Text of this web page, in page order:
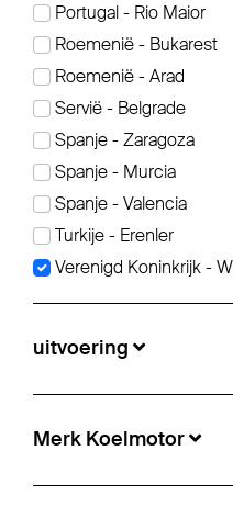
Portugal - Rio Maior
Roemenië - Bukarest
Roemenië - Arad
Servië - Belgrade
Spanje - Zaragoza
Spanje - Murcia
Spanje - Valencia
Turkije - Erenler
Verenigd Koninkrijk -
uitvoering
Merk Koelmotor
Schmitz Cargobull -
€ 19.244
Informatie nummer:
5499212
lokatie: Witchurch,
Bouwjaar :2022
Merk van de assen:Schmitz